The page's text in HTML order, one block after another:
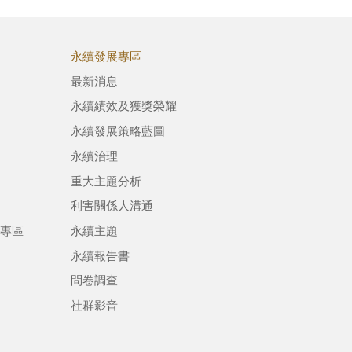
區
永續發展專區
最新消息
永續績效及獲獎榮耀
永續發展策略藍圖
永續治理
重大主題分析
利害關係人溝通
永續主題
永續報告書
問卷調查
社群影音